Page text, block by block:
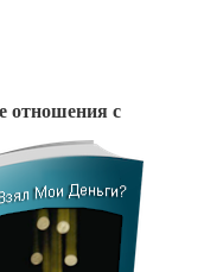
отношения с